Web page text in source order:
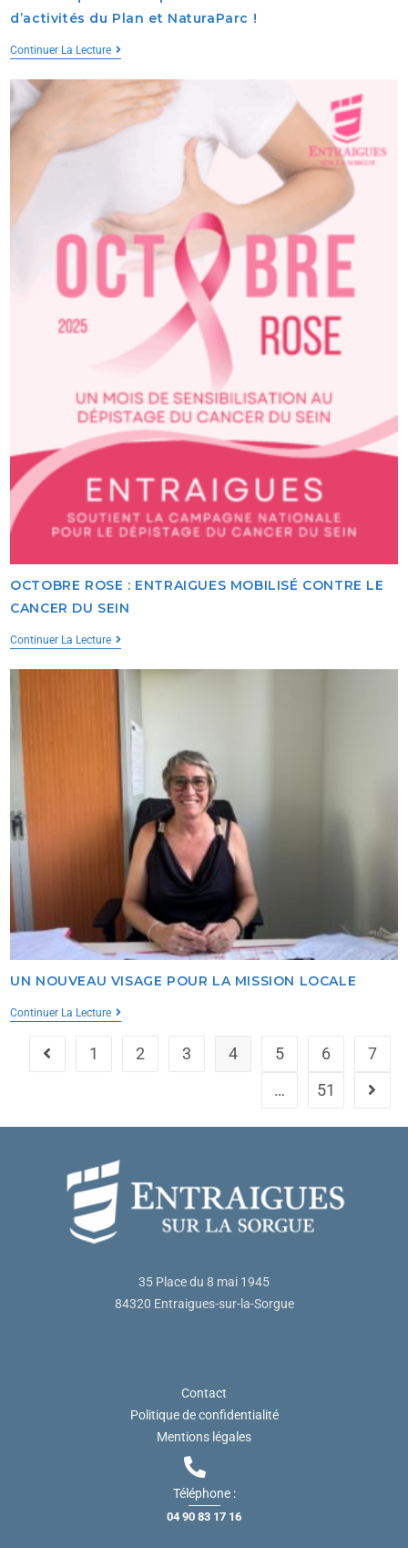
d’activités du Plan et NaturaParc !
Continuer La Lecture
OCTOBRE ROSE : ENTRAIGUES MOBILISÉ CONTRE LE
CANCER DU SEIN
Continuer La Lecture
UN NOUVEAU VISAGE POUR LA MISSION LOCALE
Continuer La Lecture
1 2 3 4 5 6
7
…
51
35 Place du 8 mai 1945
84320 Entraigues-sur-la-Sorgue
Contact
Politique de confidentialité
Mentions légales
Téléphone :
04 90 83 17 16